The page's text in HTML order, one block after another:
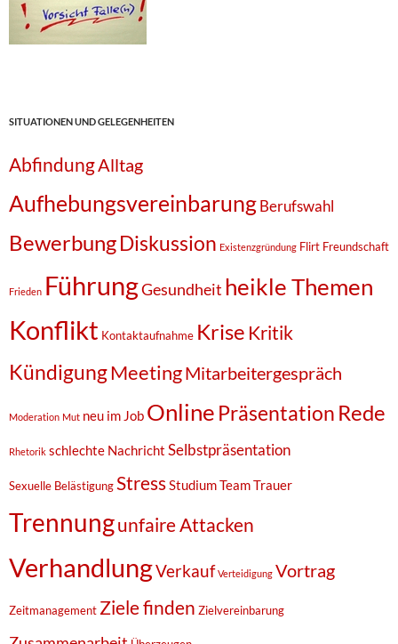
SITUATIONEN UND GELEGENHEITEN
AbfindungAlltag
AufhebungsvereinbarungBerufswahl
BewerbungDiskussion Existenzgründung Flirt Freundschaft
Frieden FührungGesundheit heikle Themen
Konflikt Kontaktaufnahme Krise Kritik
KündigungMeetingMitarbeitergespräch
Moderation Mut neu im Job Online Präsentation Rede
Rhetorik schlechte Nachricht Selbstpräsentation
Sexuelle Belästigung StressStudiumTeamTrauer
Trennungunfaire Attacken
VerhandlungVerkauf Verteidigung Vortrag
Zeitmanagement Ziele finden Zielvereinbarung